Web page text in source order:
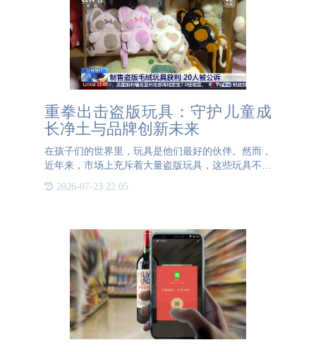
重拳出击盗版玩具：守护儿童成
长净土与品牌创新未来
在孩子们的世界里，玩具是他们最好的伙伴。然而，
近年来，市场上充斥着大量盗版玩具，这些玩具不仅
此同时，盗版玩具的泛滥也给苦心经营的品牌带来了
2026-07-23 22:05